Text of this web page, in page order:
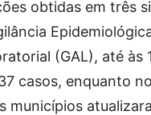
obtidas em três
(GAL), até às
casos, enquanto
municípios